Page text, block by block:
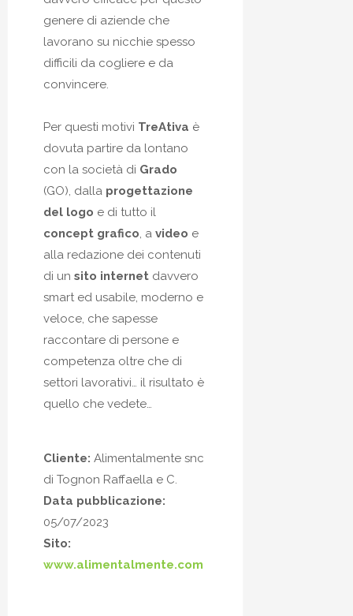
genere di aziende che
lavorano su nicchie spesso
difficili da cogliere e da
convincere.
Per questi motivi TreAtiva è
dovuta partire da lontano
con la società di Grado
(GO), dalla progettazione
del logo e di tutto il
concept grafico, a video e
alla redazione dei contenuti
di un sito internetdavvero
smart ed usabile, moderno e
veloce, che sapesse
raccontare di persone e
competenza oltre che di
settori lavorativi… il risultato è
quello che vedete…
Cliente: Alimentalmente snc
di Tognon Raffaella e C.
Data pubblicazione:
05/07/2023
Sito:
www.alimentalmente.com